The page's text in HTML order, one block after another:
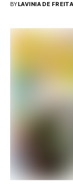
BYLAVINIA DE